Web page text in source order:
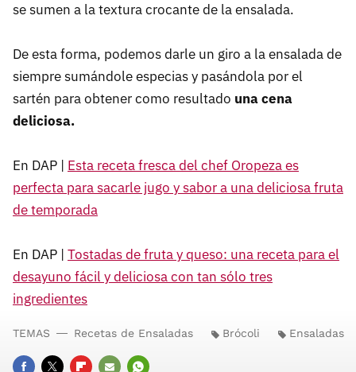
se sumen a la textura crocante de la ensalada.
De esta forma, podemos darle un giro a la ensalada de
siempre sumándole especias y pasándola por el
sartén para obtener como resultado una cena
deliciosa.
En DAP | Esta receta fresca del chef Oropeza es
perfecta para sacarle jugo y sabor a una deliciosa fruta
de temporada
En DAP | Tostadas de fruta y queso: una receta para el
desayuno fácil y deliciosa con tan sólo tres
ingredientes
TEMAS Recetas de Ensaladas Brócoli Ensaladas